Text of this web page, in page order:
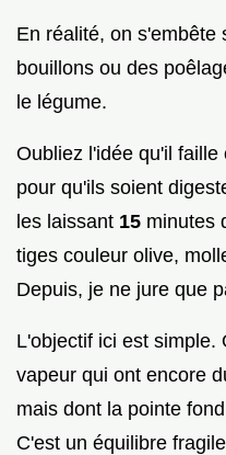
En réalité, on s'embête
bouillons ou des
le légume.
Oubliez l'idée qu'il
pour qu'ils soient
les laissant 15 minutes
tiges couleur olive,
Depuis, je ne jure que
L'objectif ici est simple.
vapeur qui ont encore
mais dont la pointe
C'est un équilibre